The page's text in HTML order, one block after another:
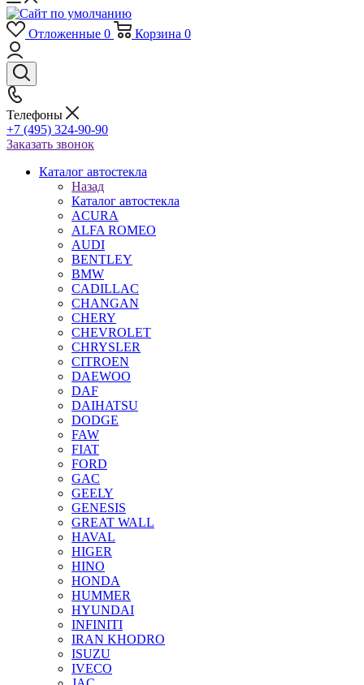
Отложенные 0 Корзина 0
Телефоны
+7 (495) 324-90-90
Заказать звонок
Каталог автостекла
Назад
Каталог автостекла
ACURA
ALFA ROMEO
AUDI
BENTLEY
BMW
CADILLAC
CHANGAN
CHERY
CHEVROLET
CHRYSLER
CITROEN
DAEWOO
DAF
DAIHATSU
DODGE
FAW
FIAT
FORD
GAC
GEELY
GENESIS
GREAT WALL
HAVAL
HIGER
HINO
HONDA
HUMMER
HYUNDAI
INFINITI
IRAN KHODRO
ISUZU
IVECO